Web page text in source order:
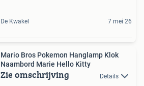
De Kwakel 7 mei 26
Mario Bros Pokemon Hanglamp Klok
Naambord Marie Hello Kitty
Zie omschrijving Details